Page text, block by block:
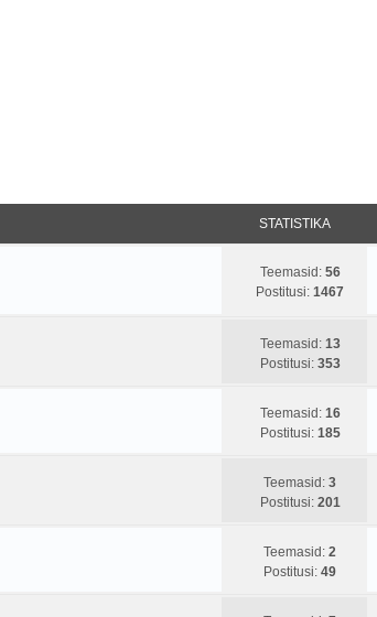
STATISTIKA
Teemasid: 56
Postitusi: 1467
Teemasid: 13
Postitusi: 353
Teemasid: 16
Postitusi: 185
Teemasid: 3
Postitusi: 201
Teemasid: 2
Postitusi: 49